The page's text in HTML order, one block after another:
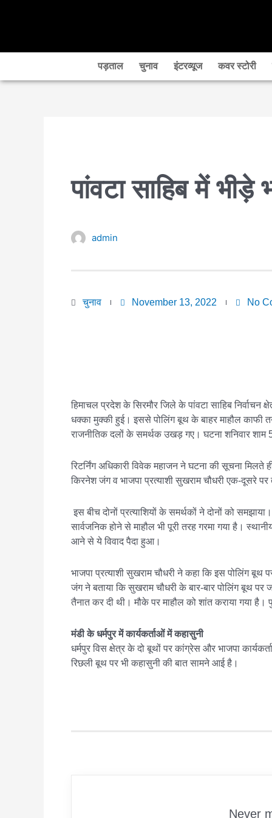
पड़ताल चुनाव इंटरव्यूज कवर स्टोरी
पांवटा साहिब में
admin
चुनाव November 13, 2022 No
हिमाचल प्रदेश के सिरमौर जिले के पांवटा साहिब
धक्का मुक्की हुई। इससे पोलिंग बूथ के बाहर माहौल काफी
राजनीतिक दलों के समर्थक उखड़ गए। घटना शनिवार
रिटर्निंग अधिकारी विवेक महाजन ने घटना की सूचना मिलते
किरनेश जंग व भाजपा प्रत्याशी सुखराम चौधरी एक-दूसरे
इस बीच दोनों प्रत्याशियों के समर्थकों ने दोनों को
सार्वजनिक होने से माहौल भी पूरी तरह गरमा गया है।
आने से ये विवाद पैदा हुआ।
भाजपा प्रत्याशी सुखराम चौधरी ने कहा कि इस पोलिंग
जंग ने बताया कि सुखराम चौधरी के बार-बार पोलिंग बूथ
तैनात कर दी थी। मौके पर माहौल को शांत कराया गया
मंडी के धर्मपुर में कार्यकर्ताओं में कहासुनी
धर्मपुर विस क्षेत्र के दो बूथों पर कांग्रेस और भाजपा
रिछली बूथ पर भी कहासुनी की बात सामने आई है।
Never